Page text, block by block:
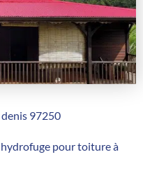
97250
pour toiture à